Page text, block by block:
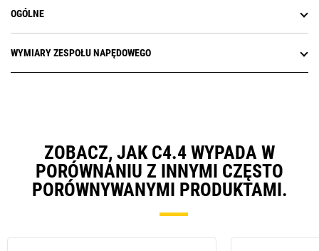
OGÓLNE
WYMIARY ZESPOŁU NAPĘDOWEGO
ZOBACZ, JAK C4.4 WYPADA W
PORÓWNANIU Z INNYMI CZĘSTO
PORÓWNYWANYMI PRODUKTAMI.